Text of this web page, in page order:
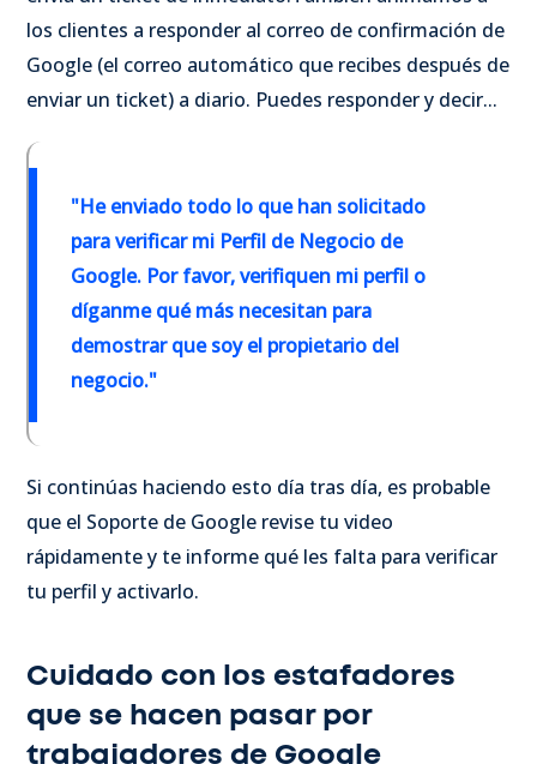
los clientes a responder al correo de confirmación de
Google (el correo automático que recibes después de
enviar un ticket) a diario. Puedes responder y decir...
"He enviado todo lo que han solicitado
para verificar mi Perfil de Negocio de
Google. Por favor, verifiquen mi perfil o
díganme qué más necesitan para
demostrar que soy el propietario del
negocio."
Si continúas haciendo esto día tras día, es probable
que el Soporte de Google revise tu video
rápidamente y te informe qué les falta para verificar
tu perfil y activarlo.
Cuidado con los estafadores
que se hacen pasar por
trabajadores de Google